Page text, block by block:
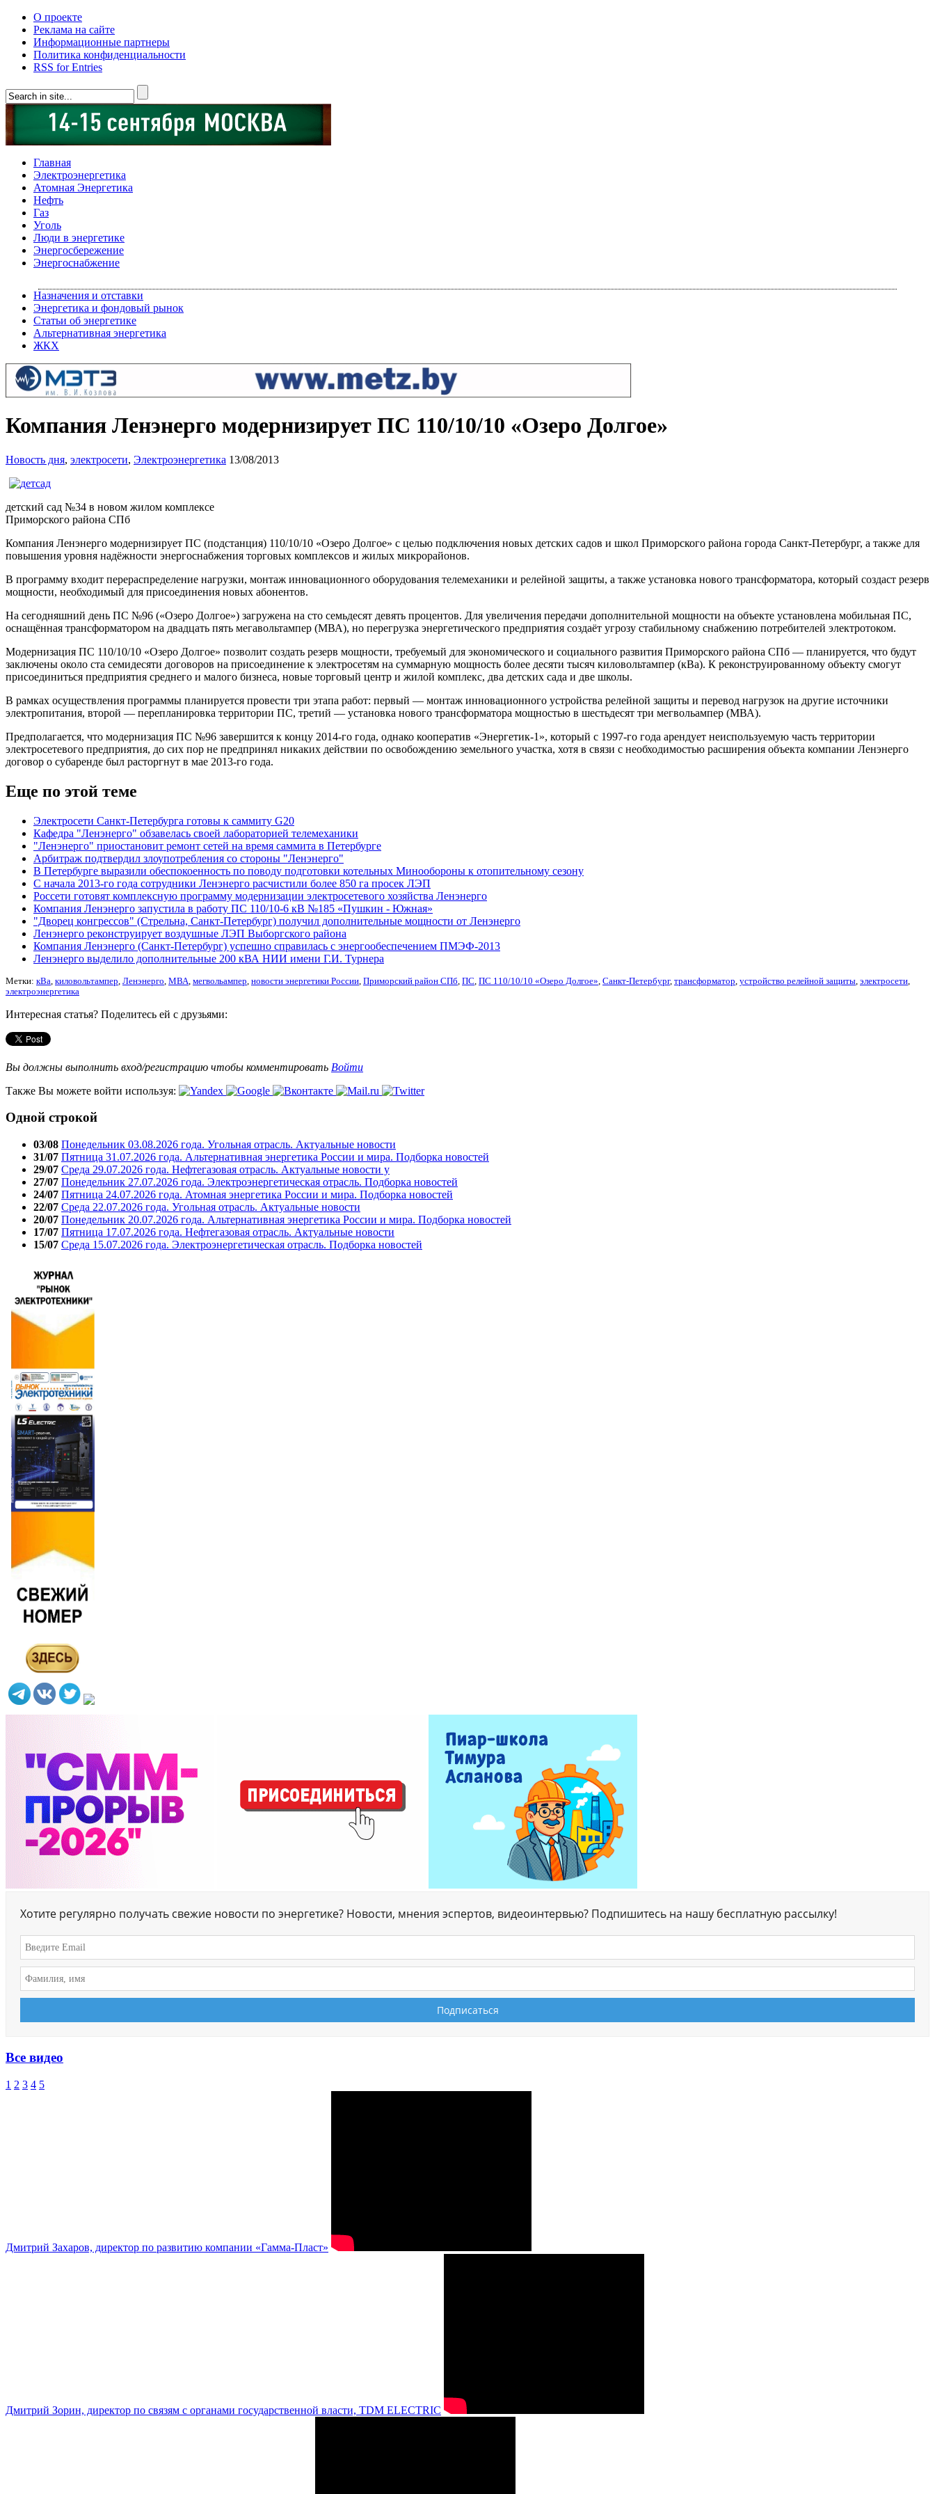
О проекте
Реклама на сайте
Информационные партнеры
Политика конфиденциальности
RSS for Entries
Главная
Электроэнергетика
Атомная Энергетика
Нефть
Газ
Уголь
Люди в энергетике
Энергосбережение
Энергоснабжение
Назначения и отставки
Энергетика и фондовый рынок
Статьи об энергетике
Альтернативная энергетика
ЖКХ
Компания Ленэнерго модернизирует ПС 110/10/10 «Озеро Долгое»
Новость дня, электросети, Электроэнергетика 13/08/2013
детский сад №34 в новом жилом комплексе
Приморского района СПб
Компания Ленэнерго модернизирует ПС (подстанция) 110/10/10 «Озеро Долгое» с целью подключения новых детских садов и школ Приморского района города Санкт-Петербург, а также для
повышения уровня надёжности энергоснабжения торговых комплексов и жилых микрорайонов.
В программу входит перераспределение нагрузки, монтаж инновационного оборудования телемеханики и релейной защиты, а также установка нового трансформатора, который создаст резерв
мощности, необходимый для присоединения новых абонентов.
На сегодняшний день ПС №96 («Озеро Долгое») загружена на сто семьдесят девять процентов. Для увеличения передачи дополнительной мощности на объекте установлена мобильная ПС,
оснащённая трансформатором на двадцать пять мегавольтампер (МВА), но перегрузка энергетического предприятия создаёт угрозу стабильному снабжению потребителей электротоком.
Модернизация ПС 110/10/10 «Озеро Долгое» позволит создать резерв мощности, требуемый для экономического и социального развития Приморского района СПб — планируется, что будут
заключены около ста семидесяти договоров на присоединение к электросетям на суммарную мощность более десяти тысяч киловольтампер (кВа). К реконструированному объекту смогут
присоединиться предприятия среднего и малого бизнеса, новые торговый центр и жилой комплекс, два детских сада и две школы.
В рамках осуществления программы планируется провести три этапа работ: первый — монтаж инновационного устройства релейной защиты и перевод нагрузок на другие источники
электропитания, второй — перепланировка территории ПС, третий — установка нового трансформатора мощностью в шестьдесят три мегвольампер (МВА).
Предполагается, что модернизация ПС №96 завершится к концу 2014-го года, однако кооператив «Энергетик-1», который с 1997-го года арендует неиспользуемую часть территории
электросетевого предприятия, до сих пор не предпринял никаких действии по освобождению земельного участка, хотя в связи с необходимостью расширения объекта компании Ленэнерго
договор о субаренде был расторгнут в мае 2013-го года.
Еще по этой теме
Электросети Санкт-Петербурга готовы к саммиту G20
Кафедра "Ленэнерго" обзавелась своей лабораторией телемеханики
"Ленэнерго" приостановит ремонт сетей на время саммита в Петербурге
Арбитраж подтвердил злоупотребления со стороны "Ленэнерго"
В Петербурге выразили обеспокоенность по поводу подготовки котельных Минообороны к отопительному сезону
С начала 2013-го года сотрудники Ленэнерго расчистили более 850 га просек ЛЭП
Россети готовят комплексную программу модернизации электросетевого хозяйства Ленэнерго
Компания Ленэнерго запустила в работу ПС 110/10-6 кВ №185 «Пушкин - Южная»
"Дворец конгрессов" (Стрельна, Санкт-Петербург) получил дополнительные мощности от Ленэнерго
Ленэнерго реконструирует воздушные ЛЭП Выборгского района
Компания Ленэнерго (Санкт-Петербург) успешно справилась с энергообеспечением ПМЭФ-2013
Ленэнерго выделило дополнительные 200 кВА НИИ имени Г.И. Турнера
Метки: кВа киловольтампер Ленэнерго МВА мегвольампер новости энергетики России Приморский район СПб ПС ПС 110/10/10 «Озеро Долгое» Санкт-Петербург, трансформатор устройство релейной защиты электросети
электроэнергетика
Интересная статья? Поделитесь ей с друзьями:
Вы должны выполнить вход/регистрацию чтобы комментировать Войти
Также Вы можете войти используя:
Одной строкой
03/08 Понедельник 03.08.2026 года. Угольная отрасль. Актуальные новости
31/07 Пятница 31.07.2026 года. Альтернативная энергетика России и мира. Подборка новостей
29/07 Среда 29.07.2026 года. Нефтегазовая отрасль. Актуальные новости у
27/07 Понедельник 27.07.2026 года. Электроэнергетическая отрасль. Подборка новостей
24/07 Пятница 24.07.2026 года. Атомная энергетика России и мира. Подборка новостей
22/07 Среда 22.07.2026 года. Угольная отрасль. Актуальные новости
20/07 Понедельник 20.07.2026 года. Альтернативная энергетика России и мира. Подборка новостей
17/07 Пятница 17.07.2026 года. Нефтегазовая отрасль. Актуальные новости
15/07 Среда 15.07.2026 года. Электроэнергетическая отрасль. Подборка новостей
Хотите регулярно получать свежие новости по энергетике? Новости, мнения эспертов, видеоинтервью? Подпишитесь на нашу бесплатную рассылку!
Все видео
1 2 3 4 5
Дмитрий Захаров, директор по развитию компании «Гамма-Пласт»
Дмитрий Зорин, директор по связям с органами государственной власти, TDM ELECTRIC